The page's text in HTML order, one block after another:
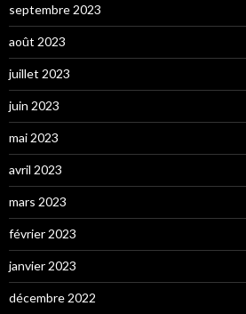
septembre 2023
août 2023
juillet 2023
juin 2023
mai 2023
avril 2023
mars 2023
février 2023
janvier 2023
décembre 2022